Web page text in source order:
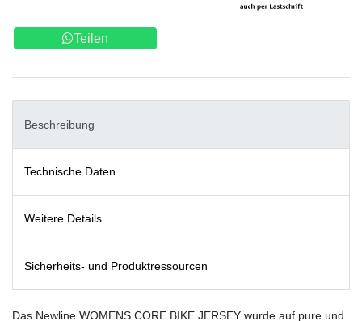
Teilen
Beschreibung
Technische Daten
Weitere Details
Sicherheits- und Produktressourcen
Das Newline WOMENS CORE BIKE JERSEY wurde auf pure und